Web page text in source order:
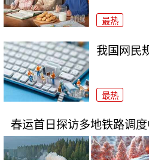
最热
我国网民
最热
春运首日探访多地铁路调